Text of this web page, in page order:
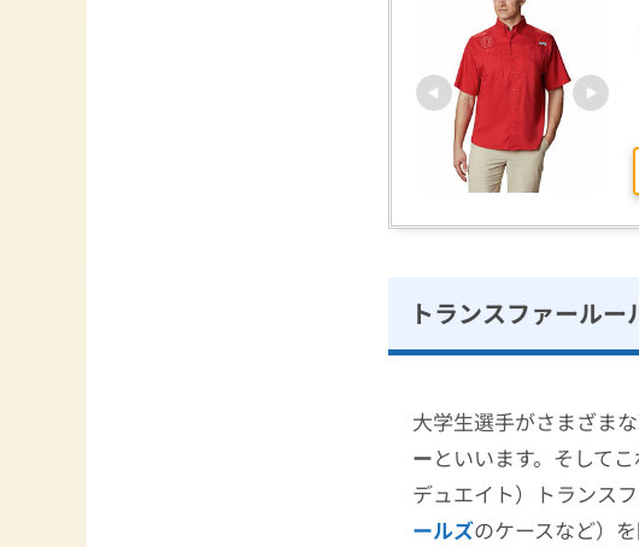
トランスファールー
大学生選手がさまざま
ーといいます。そして
デュエイト）トランス
ールズのケースなど）